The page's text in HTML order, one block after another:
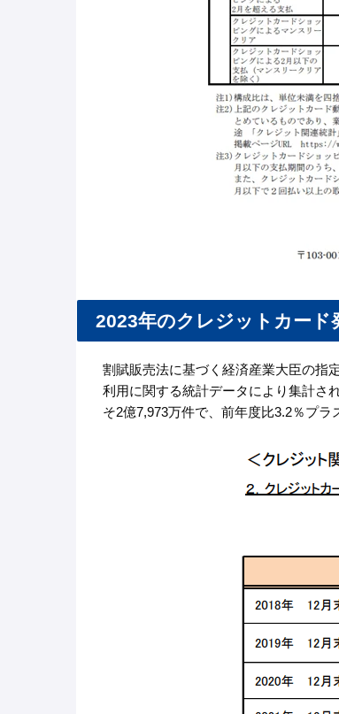
2023年のクレジットカード
割賦販売法に基づく経済産業大臣の指
利用に関する統計データにより集計さ
そ2億7,973万件で、前年度比3.2％プラ